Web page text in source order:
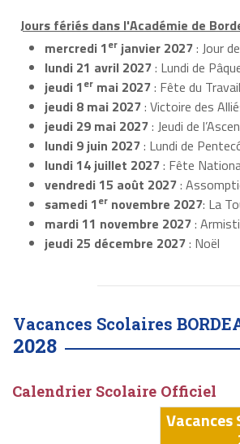
Jours fériés dans l'Académie de
mercredi 1er janvier 2027: Jour
lundi 21 avril 2027: Lundi de
jeudi 1er mai 2027: Fête du Travail
jeudi 8 mai 2027: Victoire des
jeudi 29 mai 2027: Jeudi de
lundi 9 juin 2027: Lundi de
lundi 14 juillet 2027: Fête
vendredi 15 août 2027:
samedi 1er novembre 2027: La
mardi 11 novembre 2027:
jeudi 25 décembre 2027: Noël
Vacances Scolaires
2028
Calendrier Scolaire Officiel
Vacances